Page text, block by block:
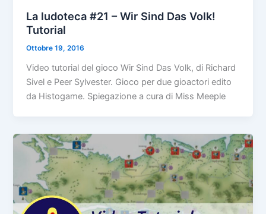
La ludoteca #21 – Wir Sind Das Volk!
Tutorial
Ottobre 19, 2016
Video tutorial del gioco Wir Sind Das Volk, di Richard
Sivel e Peer Sylvester. Gioco per due gioactori edito
da Histogame. Spiegazione a cura di Miss Meeple